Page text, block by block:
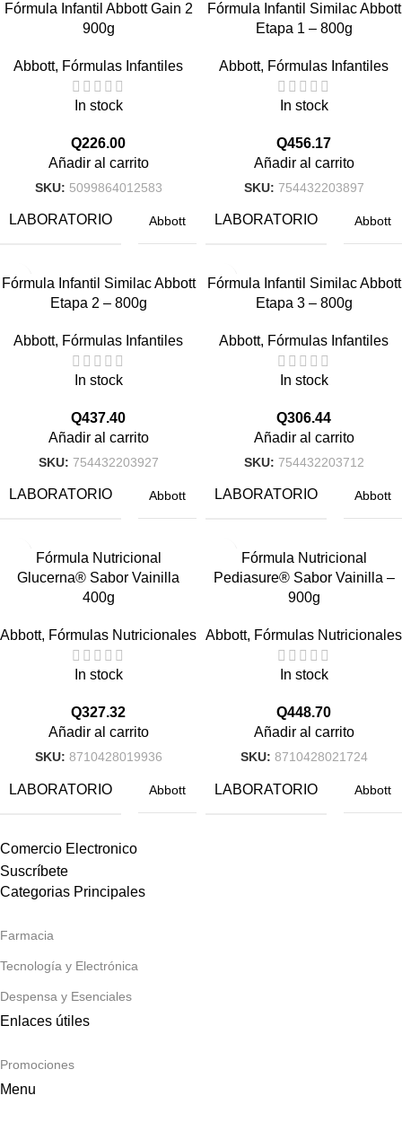
Fórmula Infantil Abbott Gain 2
900g
Abbott, Fórmulas Infantiles
In stock
Q226.00
Añadir al carrito
SKU: 5099864012583
LABORATORIO Abbott
Fórmula Infantil Similac Abbott
Etapa 1 – 800g
Abbott, Fórmulas Infantiles
In stock
Q456.17
Añadir al carrito
SKU: 754432203897
LABORATORIO Abbott
Fórmula Infantil Similac Abbott
Etapa 2 – 800g
Abbott, Fórmulas Infantiles
In stock
Q437.40
Añadir al carrito
SKU: 754432203927
LABORATORIO Abbott
Fórmula Infantil Similac Abbott
Etapa 3 – 800g
Abbott, Fórmulas Infantiles
In stock
Q306.44
Añadir al carrito
SKU: 754432203712
LABORATORIO Abbott
Fórmula Nutricional
Glucerna® Sabor Vainilla
400g
Abbott, Fórmulas Nutricionales
In stock
Q327.32
Añadir al carrito
SKU: 8710428019936
LABORATORIO Abbott
Fórmula Nutricional
Pediasure® Sabor Vainilla –
900g
Abbott, Fórmulas Nutricionales
In stock
Q448.70
Añadir al carrito
SKU: 8710428021724
LABORATORIO Abbott
Comercio Electronico
Suscríbete
Categorias Principales
Farmacia
Tecnología y Electrónica
Despensa y Esenciales
Enlaces útiles
Promociones
Menu